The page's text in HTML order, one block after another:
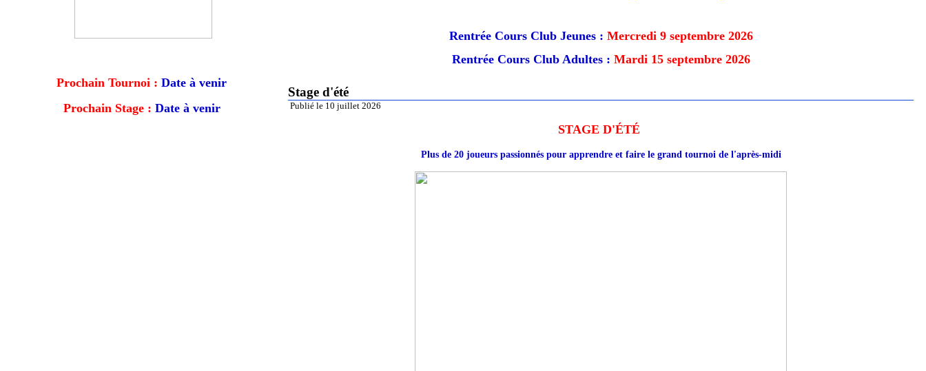
Prochain Tournoi : Date à venir
Prochain Stage : Date à venir
Rentrée Cours Club Jeunes : Mercredi 9 septembre 2026
Rentrée Cours Club Adultes : Mardi 15 septembre 2026
Stage d'été
Publié le 10 juillet 2026
STAGE D'ÉTÉ
Plus de 20 joueurs passionnés pour apprendre et faire le grand tournoi de l'après-midi